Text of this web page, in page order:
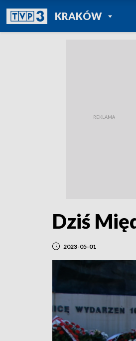
KRAKÓWPOWRÓT DO
TVP REGIONY
Dziś
2023-05-01